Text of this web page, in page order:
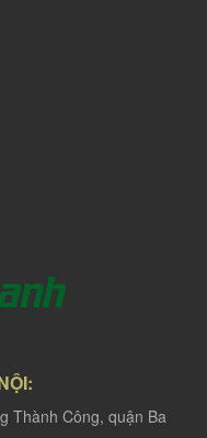
Thành Công, quận Ba